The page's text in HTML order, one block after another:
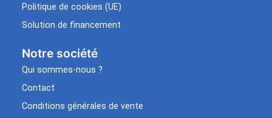
Politique de cookies (UE)
Solution de financement
Notre société
Qui sommes-nous ?
Contact
Conditions générales de vente